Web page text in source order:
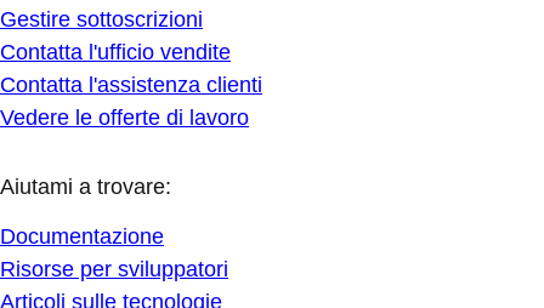
Gestire sottoscrizioni
Contatta l'ufficio vendite
Contatta l'assistenza clienti
Vedere le offerte di lavoro
Aiutami a trovare:
Documentazione
Risorse per sviluppatori
Articoli sulle tecnologie